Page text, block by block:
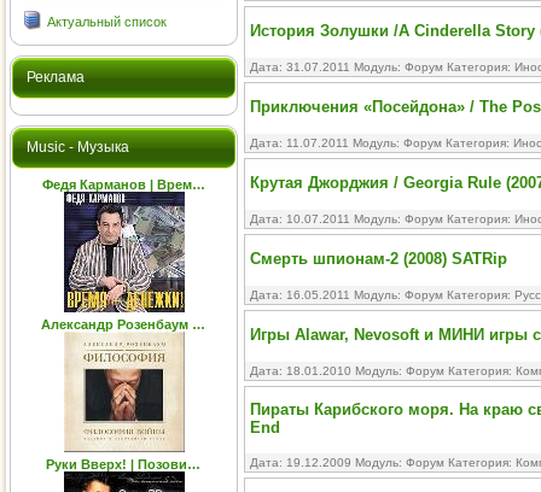
Актуальный список
Реклама
Music - Музыка
Федя Карманов | Врем…
Александр Розенбаум …
Руки Вверх! | Позови…
История Золушки /A Cinderella Story
Дата: 31.07.2011 Модуль: Форум Категория:
Приключения «Посейдона» / The
Дата: 11.07.2011 Модуль: Форум Категория:
Крутая Джорджия / Georgia Rule
Дата: 10.07.2011 Модуль: Форум Категория:
Смерть шпионам-2 (2008) SATRip
Дата: 16.05.2011 Модуль: Форум Категория:
Игры Alawar, Nevosoft и МИНИ игры
Дата: 18.01.2010 Модуль: Форум Категория:
Пираты Карибского моря. На краю
End
Дата: 19.12.2009 Модуль: Форум Категория: